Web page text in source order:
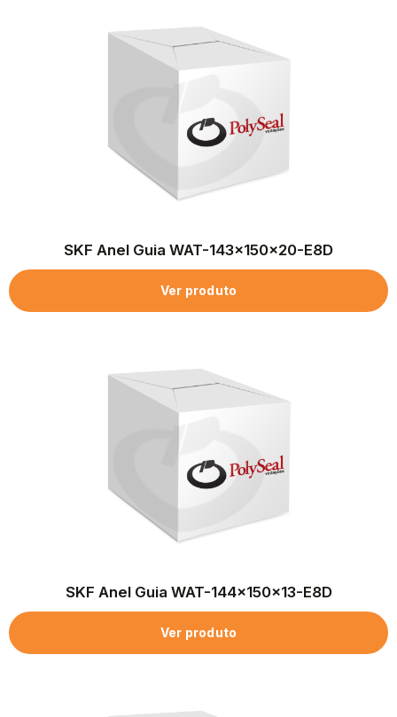
SKF Anel Guia WAT-143x150x20-E8D
Ver produto
SKF Anel Guia WAT-144x150x13-E8D
Ver produto